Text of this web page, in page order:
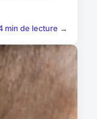
min de lecture →